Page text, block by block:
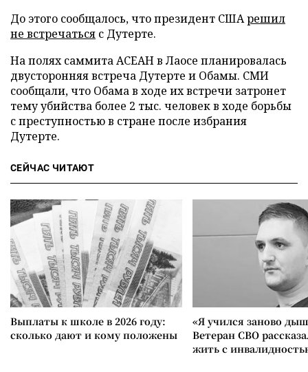
До этого сообщалось, что президент СШАрешил
не встречаться с Дутерте.
На полях саммита АСЕАН в Лаосе планировалась
двусторонняя встреча Дутерте и Обамы. СМИ
сообщали, что Обама в ходе их встречи затронет
тему убийства более 2 тыс. человек в ходе борьбы
с преступностью в стране после избрания
Дутерте.
СЕЙЧАС ЧИТАЮТ
Выплаты к школе в 2026 году:
сколько дают и кому положены
«Я учился заново
Ветеран СВО
жить с